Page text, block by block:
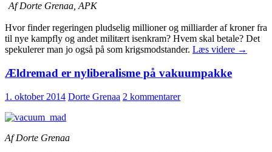
Af Dorte Grenaa, APK
Hvor finder regeringen pludselig millioner og milliarder af kroner fra
til nye kampfly og andet militært isenkram? Hvem skal betale? Det
spekulerer man jo også på som krigsmodstander. Læs videre Penge
→
Ældremad er nyliberalisme på vakuumpakke
1. oktober 2014 Dorte Grenaa 2 kommentarer
Af Dorte Grenaa